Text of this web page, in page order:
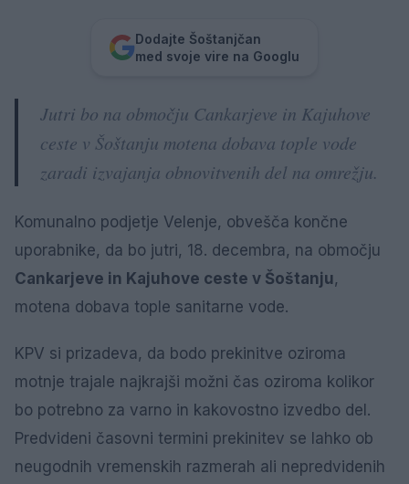
Dodajte Šoštanjčan
med svoje vire na Googlu
Jutri bo na območju Cankarjeve in Kajuhove
ceste v Šoštanju motena dobava tople vode
zaradi izvajanja obnovitvenih del na omrežju.
Komunalno podjetje Velenje, obvešča končne
uporabnike, da bo jutri, 18. decembra, na območju
Cankarjeve in Kajuhove ceste v Šoštanju,
motena dobava tople sanitarne vode.
KPV si prizadeva, da bodo prekinitve oziroma
motnje trajale najkrajši možni čas oziroma kolikor
bo potrebno za varno in kakovostno izvedbo del.
Predvideni časovni termini prekinitev se lahko ob
neugodnih vremenskih razmerah ali nepredvidenih